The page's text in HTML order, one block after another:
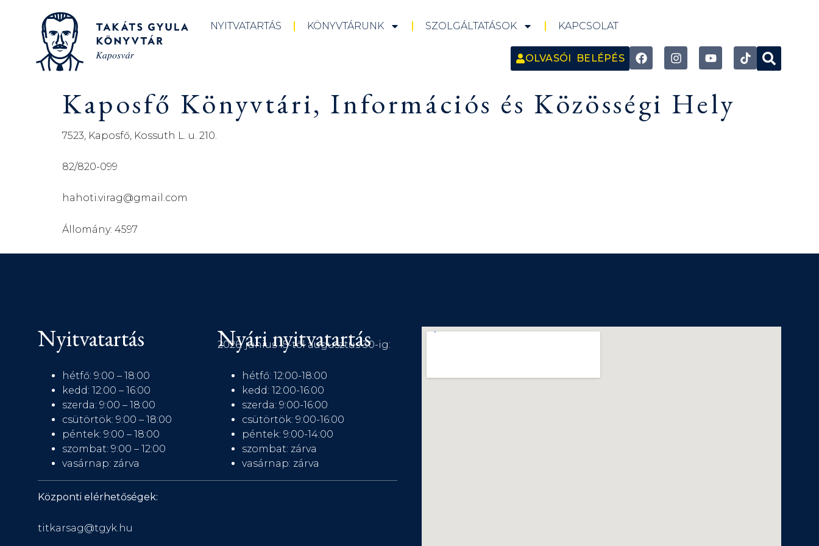
NYITVATARTÁS KÖNYVTÁRUNK SZOLGÁLTATÁSOK KAPCSOLAT
OLVASÓI BELÉPÉS
Kaposfő Könyvtári, Információs és Közösségi Hely
7523, Kaposfő, Kossuth L. u. 210.
82/820-099
hahoti.virag@gmail.com
Állomány: 4597
Nyitvatartás
hétfő: 9:00 – 18:00
kedd: 12:00 – 16:00
szerda: 9:00 – 18:00
csütörtök: 9:00 – 18:00
péntek: 9:00 – 18:00
szombat: 9:00 – 12:00
vasárnap: zárva
Nyári nyitvatartás
2026. június 15-től augusztus 30-ig:
hétfő: 12:00-18:00
kedd: 12:00-16:00
szerda: 9:00-16:00
csütörtök: 9:00-16:00
péntek: 9:00-14:00
szombat: zárva
vasárnap: zárva
Központi elérhetőségek:
titkarsag@tgyk.hu